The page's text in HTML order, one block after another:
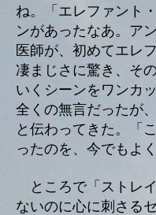
ね。「エレファント
ンがあったなあ。ア
医師が、初めてエレ
凄まじさに驚き、そ
いくシーンをワンカ
全くの無言だったが
と伝わってきた。「
ったのを、今でもよ
ところで「ストレ
ないのに心に刺さる